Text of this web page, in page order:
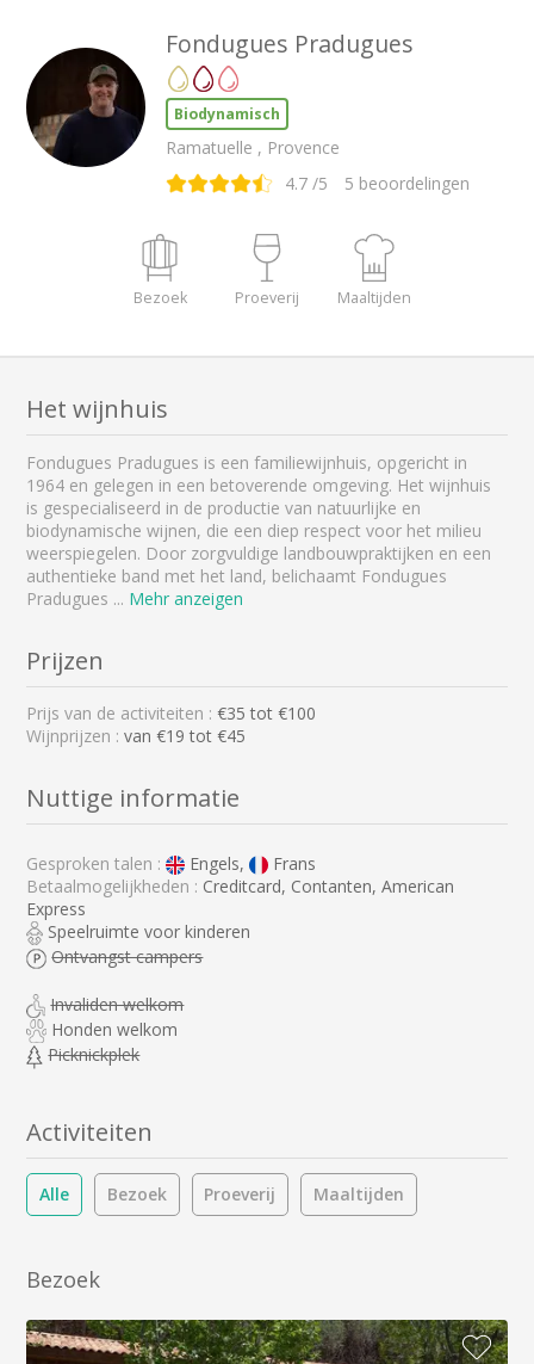
Fondugues Pradugues
Biodynamisch
Ramatuelle , Provence
4.7 /5 5 beoordelingen
Bezoek Proeverij Maaltijden
Het wijnhuis
Fondugues Pradugues is een familiewijnhuis, opgericht in
1964 en gelegen in een betoverende omgeving. Het wijnhuis
is gespecialiseerd in de productie van natuurlijke en
biodynamische wijnen, die een diep respect voor het milieu
weerspiegelen. Door zorgvuldige landbouwpraktijken en een
authentieke band met het land, belichaamt Fondugues
Pradugues ... Mehr anzeigen
Prijzen
Prijs van de activiteiten :€35 tot €100
Wijnprijzen :van €19 tot €45
Nuttige informatie
Gesproken talen : Engels,
Frans
Betaalmogelijkheden : Creditcard, Contanten, American
Express
Speelruimte voor kinderen
Ontvangst campers
Invaliden welkom
Honden welkom
Picknickplek
Activiteiten
Alle Bezoek Proeverij Maaltijden
Bezoek